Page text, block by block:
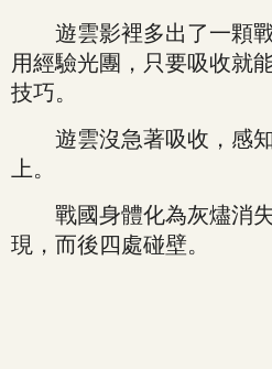
遊雲影裡多出了一顆戰
用經驗光團，只要吸收就
技巧。
遊雲沒急著吸收，感知
上。
戰國身體化為灰燼消失
現，而後四處碰壁。